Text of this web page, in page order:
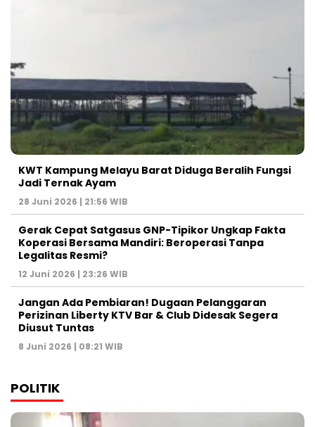
KWT Kampung Melayu Barat Diduga Beralih Fungsi
Jadi Ternak Ayam
28 Juni 2026 | 21:56 WIB
Gerak Cepat Satgasus GNP-Tipikor Ungkap Fakta
Koperasi Bersama Mandiri: Beroperasi Tanpa
Legalitas Resmi?
12 Juni 2026 | 23:26 WIB
Jangan Ada Pembiaran! Dugaan Pelanggaran
Perizinan Liberty KTV Bar & Club Didesak Segera
Diusut Tuntas
8 Juni 2026 | 08:21 WIB
POLITIK